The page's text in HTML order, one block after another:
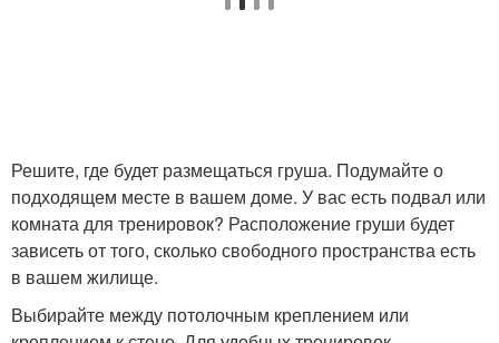
Решите, где будет размещаться груша. Подумайте о
подходящем месте в вашем доме. У вас есть подвал или
комната для тренировок? Расположение груши будет
зависеть от того, сколько свободного пространства есть
в вашем жилище.
Выбирайте между потолочным креплением или